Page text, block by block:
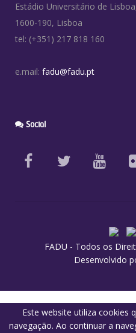
Estádio Universitário de
1600-190, Lisboa
tel: (+351) 217 818 160
e.mail: fadu@fadu.pt
Social
FADU - Todos os
Desenvolvido
Este website utiliza cookies
navegação. Ao continuar a